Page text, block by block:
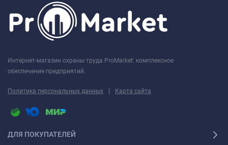
Интернет-магазин охраны труда ProMarket: комплексное
обеспечение предприятий.
Политика персональных данных | Карта сайта
ДЛЯ ПОКУПАТЕЛЕЙ